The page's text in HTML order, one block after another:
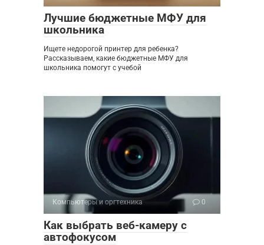
Лучшие бюджетные МФУ для
школьника
Ищете недорогой принтер для ребенка?
Рассказываем, какие бюджетные МФУ для
школьника помогут с учебой
Компьютеры и оргтехника 0
Как выбрать веб-камеру с
автофокусом